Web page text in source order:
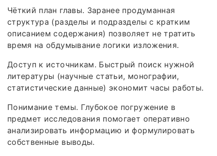
Чёткий план главы. Заранее продуманная
структура (разделы и подразделы с кратким
описанием содержания) позволяет не тратить
время на обдумывание логики изложения.
Доступ к источникам. Быстрый поиск нужной
литературы (научные статьи, монографии,
статистические данные) экономит часы работы.
Понимание темы. Глубокое погружение в
предмет исследования помогает оперативно
анализировать информацию и формулировать
собственные выводы.